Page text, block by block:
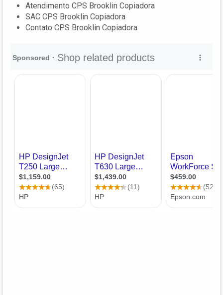
Atendimento CPS Brooklin Copiadora
SAC CPS Brooklin Copiadora
Contato CPS Brooklin Copiadora